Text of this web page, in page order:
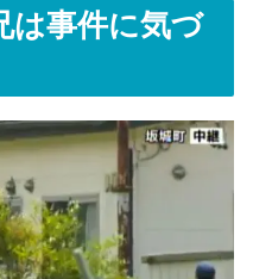
は事件に気づ